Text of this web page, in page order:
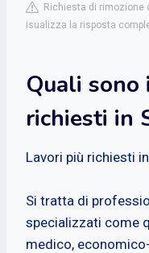
Richiesta di rimozione
isualizza la risposta
Quali
richiesti in
Lavori più richiesti
Si tratta di
specializzati come
medico,